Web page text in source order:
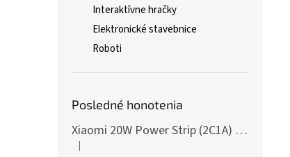
Interaktívne hračky
Elektronické stavebnice
Roboti
Posledné honotenia
Xiaomi 20W Power Strip (2C1A) EU
Hodnotenie produktu je 5 z 5 hviezdičiek.
|